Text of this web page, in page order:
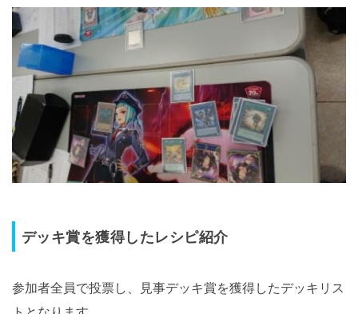
デッキ賞を獲得したレシピ紹介
参加者全員で投票し、見事デッキ賞を獲得したデッキリス